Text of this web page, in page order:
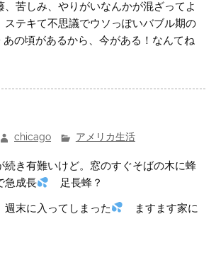
、苦しみ、やりがいなんかが混ざってよ
ステキて不思議でウソっぽいバブル期の
の頃があるから、今がある！なんてね
chicago アメリカ生活
続き有難いけど。窓のすぐそばの木に蜂
急成長
足長蜂？
週末に入ってしまった
ますます家に